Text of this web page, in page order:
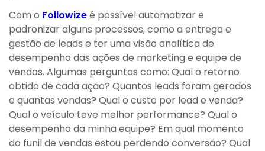
Com o Followizeé possível automatizar e
padronizar alguns processos, como a entrega e
gestão de leads e ter uma visão analítica de
desempenho das ações de marketing e equipe de
vendas. Algumas perguntas como: Qual o retorno
obtido de cada ação? Quantos leads foram gerados
e quantas vendas? Qual o custo por lead e venda?
Qual o veículo teve melhor performance? Qual o
desempenho da minha equipe? Em qual momento
do funil de vendas estou perdendo conversão? Qual